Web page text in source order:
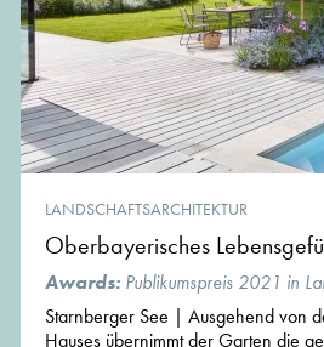
LANDSCHAFTSARCHITEKTUR
Oberbayerisches
Awards: Publikumspreis 2021 in
Starnberger See | Ausgehend von
Hauses übernimmt der Garten die